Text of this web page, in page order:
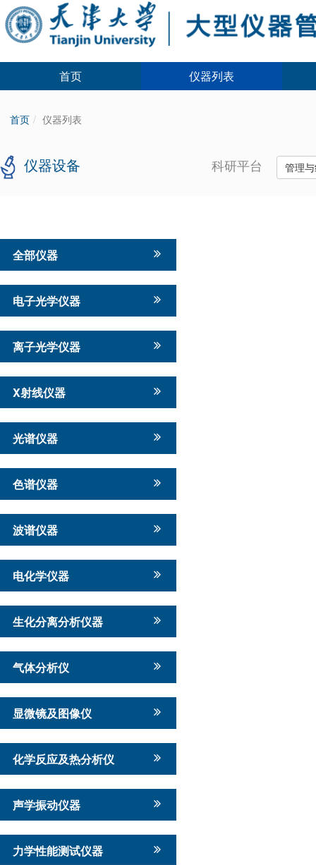
首页 仪器列表
首页 仪器列表
仪器设备 科研平台 管理
全部仪器
电子光学仪器
离子光学仪器
X射线仪器
光谱仪器
色谱仪器
波谱仪器
电化学仪器
生化分离分析仪器
气体分析仪
显微镜及图像仪
化学反应及热分析仪
声学振动仪器
力学性能测试仪器